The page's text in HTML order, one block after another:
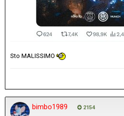
Sto MALISSIMO
bimbo1989 2154